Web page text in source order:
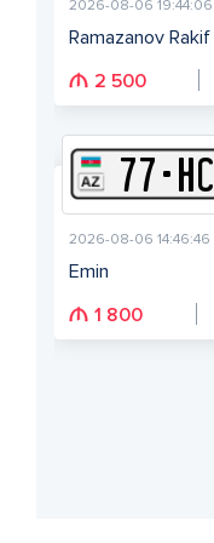
2026-08-06 19:44:06
Ramazanov Rakif
2 500
77-HC
2026-08-06 14:46:46
Emin
1 800